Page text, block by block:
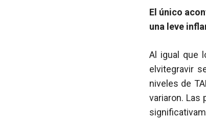
El único
una leve
Al igual que
elvitegravir
niveles de
variaron. Las